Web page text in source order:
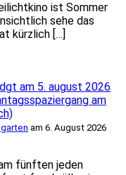
ist Sommer
sehe das
kürzlich […]
am 5. august 2026
am
am 6. August 2026
fünften jeden